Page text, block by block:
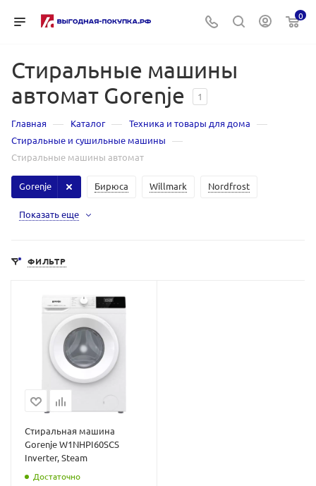
0
Стиральные машины
автомат Gorenje
1
Главная — Каталог — Техника и товары для дома —
Стиральные и сушильные машины —
Стиральные машины автомат
Бирюса Willmark Nordfrost
Gorenje
Показать еще
ФИЛЬТР
Стиральная машина
Gorenje W1NHPI60SCS
Inverter, Steam
Достаточно